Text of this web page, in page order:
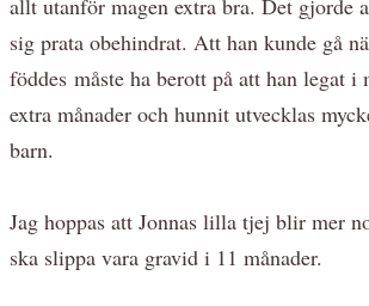
allt utanför magen extra bra. Det gjorde
sig prata obehindrat. Att han kunde gå
föddes måste ha berott på att han legat i
extra månader och hunnit utvecklas
barn.
Jag hoppas att Jonnas lilla tjej blir mer
ska slippa vara gravid i 11 månader.